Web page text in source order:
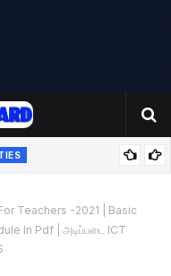
|
Teachers -2021 | Basic
In Pdf | அடிப்படை ICT